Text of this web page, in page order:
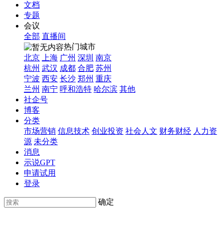
文档
专题
会议
全部 直播间
热门城市
北京
上海 广州 深圳 南京
杭州 武汉 成都 合肥 苏州
宁波 西安 长沙 郑州 重庆
兰州 南宁 呼和浩特 哈尔滨 其他
社企号
博客
分类
市场营销 信息技术 创业投资 社会人文 财务财经 人力资
源 未分类
消息
示说GPT
申请试用
登录
确定